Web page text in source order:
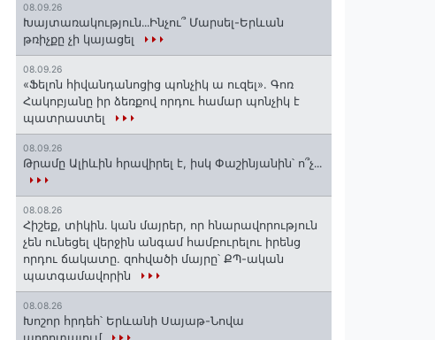
08.09.26
Խայտառակություն․․․Ինչու՞ Մարսել-Երևան
թռիչքը չի կայացել
08.09.26
«Ֆելոն հիվանդանոցից պոնչիկ ա ուզել». Գոռ
Հակոբյանը իր ձեռքով որդու համար պոնչիկ է
պատրաստել
08.09.26
Թրամը Ալիևին հրավիրել է, իսկ Փաշինյանին՝ ո՞չ․․․
08.08.26
Հիշեք, տիկին․ կան մայրեր, որ հնարավորություն
չեն ունեցել վերջին անգամ համբուրելու իրենց
որդու ճակատը. զոհվածի մայրը՝ ՔՊ-ական
պատգամավորին
08.08.26
Խոշոր հրդեհ՝ Երևանի Սայաթ-Նովա